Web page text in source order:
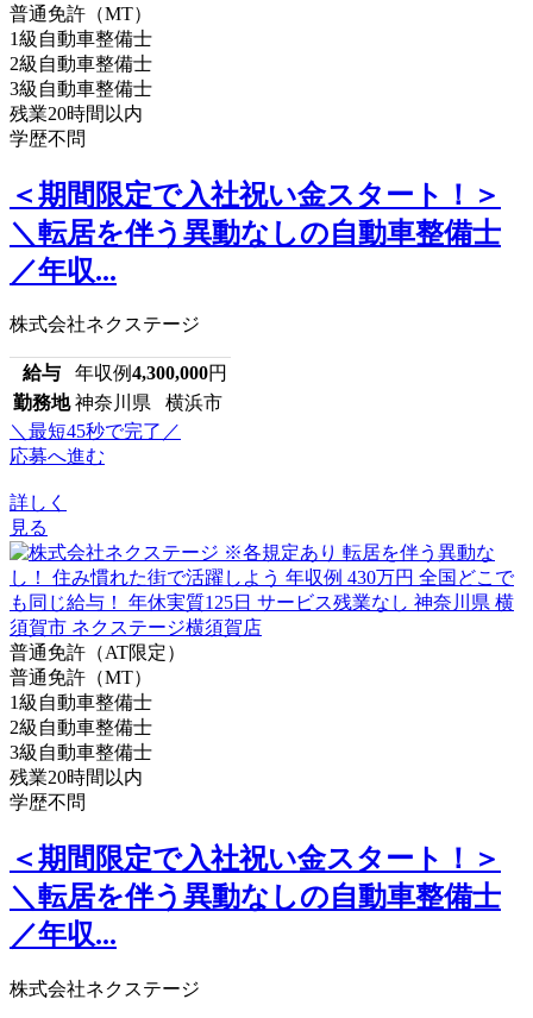
普通免許（MT）
1級自動車整備士
2級自動車整備士
3級自動車整備士
残業20時間以内
学歴不問
＜期間限定で入社祝い金スタート！＞
＼転居を伴う異動なしの自動車整備士
／年収...
株式会社ネクステージ
給与 年収例4,300,000円
勤務地 神奈川県 横浜市
＼最短45秒で完了／
応募へ進む
詳しく
見る
普通免許（AT限定）
普通免許（MT）
1級自動車整備士
2級自動車整備士
3級自動車整備士
残業20時間以内
学歴不問
＜期間限定で入社祝い金スタート！＞
＼転居を伴う異動なしの自動車整備士
／年収...
株式会社ネクステージ